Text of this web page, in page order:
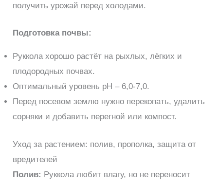
получить урожай перед холодами.
Подготовка почвы:
Руккола хорошо растёт на рыхлых, лёгких и
плодородных почвах.
Оптимальный уровень pH – 6,0-7,0.
Перед посевом землю нужно перекопать, удалить
сорняки и добавить перегной или компост.
Уход за растением: полив, прополка, защита от
вредителей
Полив: Руккола любит влагу, но не переносит